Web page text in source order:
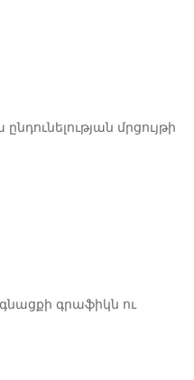
մրցույթի
գրաֆիկն ու